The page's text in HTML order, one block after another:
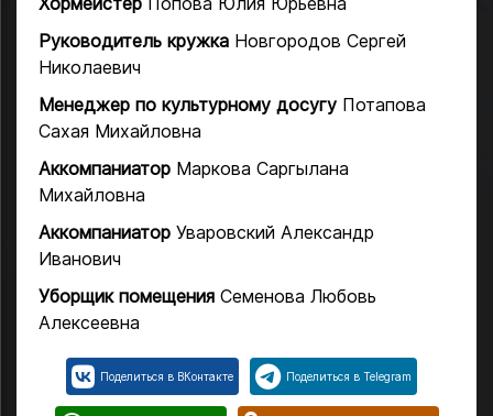
Руководитель кружка Новгородов Сергей
Николаевич
Менеджер по культурному досугу Потапова
Сахая Михайловна
Аккомпаниатор Маркова Саргылана
Михайловна
Аккомпаниатор Уваровский Александр
Иванович
Уборщик помещения Семенова Любовь
Алексеевна
Поделиться в ВКонтакте Поделиться в Telegram